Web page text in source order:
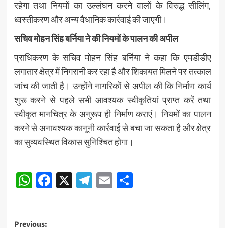
रहेगा तथा नियमों का उल्लंघन करने वालों के विरुद्ध सीलिंग,
ध्वस्तीकरण और अन्य वैधानिक कार्रवाई की जाएगी।
सचिव मोहन सिंह बर्निया ने की नियमों के पालन की अपील
प्राधिकरण के सचिव मोहन सिंह बर्निया ने कहा कि एमडीडीए
लगातार क्षेत्र में निगरानी कर रहा है और शिकायत मिलने पर तत्काल
जांच की जाती है। उन्होंने नागरिकों से अपील की कि निर्माण कार्य
शुरू करने से पहले सभी आवश्यक स्वीकृतियां प्राप्त करें तथा
स्वीकृत मानचित्र के अनुरूप ही निर्माण कराएं। नियमों का पालन
करने से अनावश्यक कानूनी कार्रवाई से बचा जा सकता है और क्षेत्र
का सुव्यवस्थित विकास सुनिश्चित होगा।
Post
navigation
WhatsApp
Facebook
X Telegram
EmailShare
Previous: